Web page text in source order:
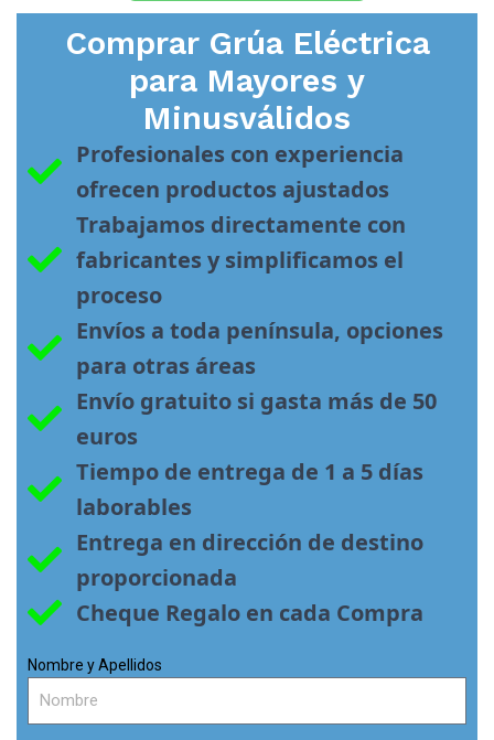
Comprar Grúa Eléctrica
para Mayores y
Minusválidos
Profesionales con experiencia
ofrecen productos ajustados
Trabajamos directamente con
fabricantes y simplificamos el
proceso
Envíos a toda península, opciones
para otras áreas
Envío gratuito si gasta más de 50
euros
Tiempo de entrega de 1 a 5 días
laborables
Entrega en dirección de destino
proporcionada
Cheque Regalo en cada Compra
Nombre y Apellidos